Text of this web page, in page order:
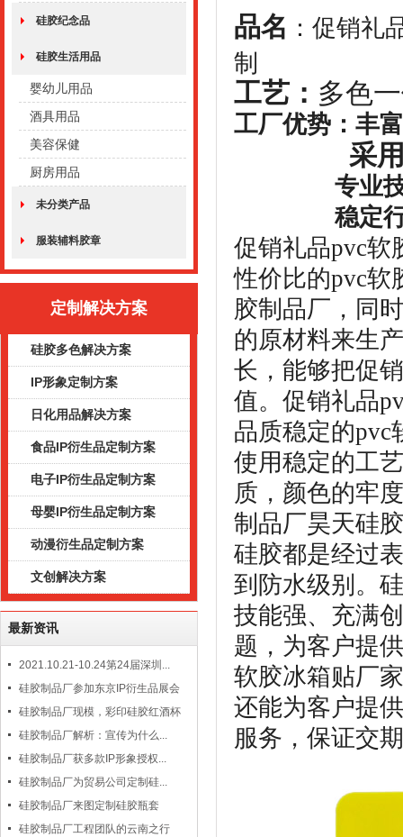
硅胶纪念品
硅胶生活用品
婴幼儿用品
酒具用品
美容保健
厨房用品
未分类产品
服装辅料胶章
定制解决方案
硅胶多色解决方案
IP形象定制方案
日化用品解决方案
食品IP衍生品定制方案
电子IP衍生品定制方案
母婴IP衍生品定制方案
动漫衍生品定制方案
文创解决方案
最新资讯
2021.10.21-10.24第24届深圳...
硅胶制品厂参加东京IP衍生品展会
硅胶制品厂现模，彩印硅胶红酒杯
硅胶制品厂解析：宣传为什么...
硅胶制品厂获多款IP形象授权...
硅胶制品厂为贸易公司定制硅...
硅胶制品厂来图定制硅胶瓶套
硅胶制品厂工程团队的云南之行
品名 ：促销礼
制
工艺： 多色
工厂优势：丰
采用优
专业技术
稳定行业
促销礼品pvc软
性价比的pvc软
胶制品厂，同
的原材料来生
长，能够把促
值。 促销礼品
品质稳定的pvc
使用稳定的工
质，颜色的牢
制品厂昊天硅
硅胶都是经过
到防水级别。
技能强、充满
题，为客户提
软胶冰箱贴厂
还能为客户提
服务，保证交